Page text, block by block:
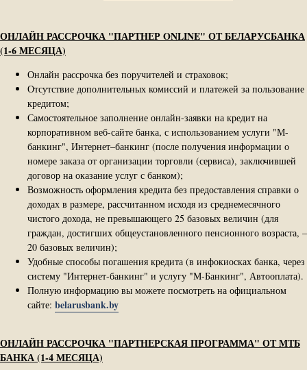
ОНЛАЙН РАССРОЧКА "ПАРТНЕР ONLINE" ОТ БЕЛАРУСБАНКА
(1-6 МЕСЯЦА)
Онлайн рассрочка без поручителей и страховок;
Отсутствие дополнительных комиссий и платежей за пользование
кредитом;
Самостоятельное заполнение онлайн-заявки на кредит на
корпоративном веб-сайте банка, с использованием услуги "М-
банкинг", Интернет–банкинг (после получения информации о
номере заказа от организации торговли (сервиса), заключившей
договор на оказание услуг с банком);
Возможность оформления кредита без предоставления справки о
доходах в размере, рассчитанном исходя из среднемесячного
чистого дохода, не превышающего 25 базовых величин (для
граждан, достигших общеустановленного пенсионного возраста, –
20 базовых величин);
Удобные способы погашения кредита (в инфокиосках банка, через
систему "Интернет-банкинг" и услугу "М-Банкинг", Автооплата).
Полную информацию вы можете посмотреть на официальном
сайте: belarusbank.by
ОНЛАЙН РАССРОЧКА "ПАРТНЕРСКАЯ ПРОГРАММА" ОТ МТБ
БАНКА (1-4 МЕСЯЦА)